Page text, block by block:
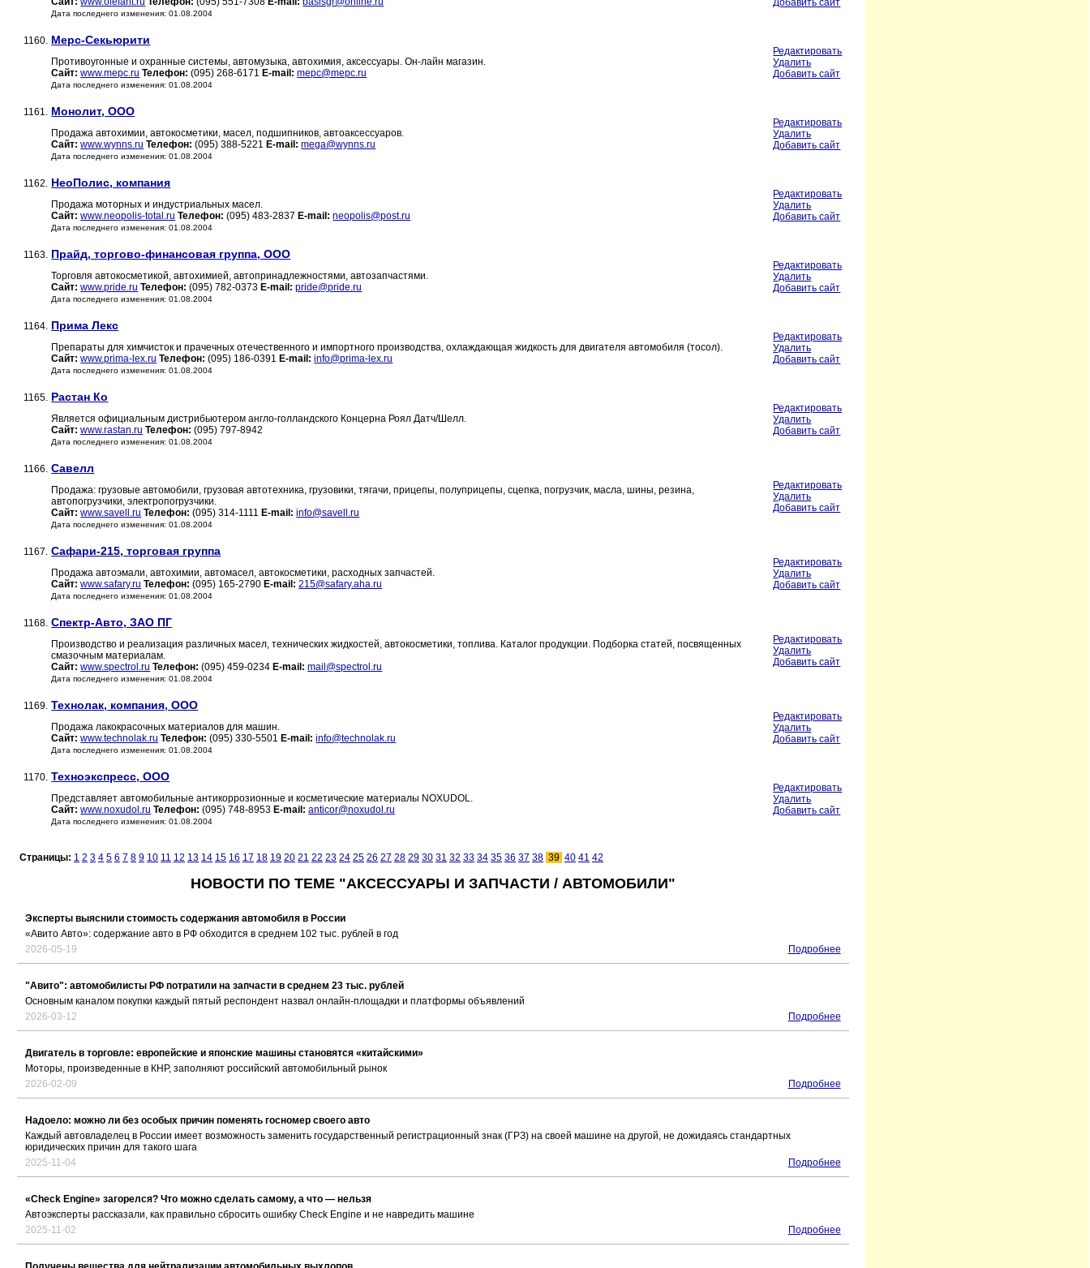
Дата последнего изменения: 01.08.2004
Добавить сайт
1160. Мерс-Секьюрити
Противоугонные и охранные системы, автомузыка, автохимия, аксессуары. Он-лайн магазин.
Сайт: www.mepc.ru Телефон: (095) 268-6171 E-mail: mepc@mepc.ru
Дата последнего изменения: 01.08.2004
Редактировать
Удалить
Добавить сайт
1161. Монолит, ООО
Продажа автохимии, автокосметики, масел, подшипников, автоаксессуаров.
Сайт: www.wynns.ru Телефон: (095) 388-5221 E-mail: mega@wynns.ru
Дата последнего изменения: 01.08.2004
Редактировать
Удалить
Добавить сайт
1162. НеоПолис, компания
Продажа моторных и индустриальных масел.
Сайт: www.neopolis-total.ru Телефон: (095) 483-2837 E-mail: neopolis@post.ru
Дата последнего изменения: 01.08.2004
Редактировать
Удалить
Добавить сайт
1163. Прайд, торгово-финансовая группа, ООО
Торговля автокосметикой, автохимией, автопринадлежностями, автозапчастями.
Сайт: www.pride.ru Телефон: (095) 782-0373 E-mail: pride@pride.ru
Дата последнего изменения: 01.08.2004
Редактировать
Удалить
Добавить сайт
1164. Прима Лекс
Препараты для химчисток и прачечных отечественного и импортного производства, охлаждающая жидкость для двигателя автомобиля (тосол).
Сайт: www.prima-lex.ru Телефон: (095) 186-0391 E-mail: info@prima-lex.ru
Дата последнего изменения: 01.08.2004
Редактировать
Удалить
Добавить сайт
1165. Растан Ко
Является официальным дистрибьютером англо-голландского Концерна Роял Датч/Шелл.
Сайт: www.rastan.ru Телефон: (095) 797-8942
Дата последнего изменения: 01.08.2004
Редактировать
Удалить
Добавить сайт
1166. Савелл
Продажа: грузовые автомобили, грузовая автотехника, грузовики, тягачи, прицепы, полуприцепы, сцепка, погрузчик, масла, шины, резина,
автопогрузчики, электропогрузчики.
Сайт: www.savell.ru Телефон: (095) 314-1111 E-mail: info@savell.ru
Дата последнего изменения: 01.08.2004
Редактировать
Удалить
Добавить сайт
1167. Сафари-215, торговая группа
Продажа автоэмали, автохимии, автомасел, автокосметики, расходных запчастей.
Сайт: www.safary.ru Телефон: (095) 165-2790 E-mail: 215@safary.aha.ru
Дата последнего изменения: 01.08.2004
Редактировать
Удалить
Добавить сайт
1168. Спектр-Авто, ЗАО ПГ
Производство и реализация различных масел, технических жидкостей, автокосметики, топлива. Каталог продукции. Подборка статей, посвященных
смазочным материалам.
Сайт: www.spectrol.ru Телефон: (095) 459-0234 E-mail: mail@spectrol.ru
Дата последнего изменения: 01.08.2004
Редактировать
Удалить
Добавить сайт
1169. Технолак, компания, ООО
Продажа лакокрасочных материалов для машин.
Сайт: www.technolak.ru Телефон: (095) 330-5501 E-mail: info@technolak.ru
Дата последнего изменения: 01.08.2004
Редактировать
Удалить
Добавить сайт
1170. Техноэкспресс, ООО
Представляет автомобильные антикоррозионные и косметические материалы NOXUDOL.
Сайт: www.noxudol.ru Телефон: (095) 748-8953 E-mail: anticor@noxudol.ru
Дата последнего изменения: 01.08.2004
Редактировать
Удалить
Добавить сайт
Страницы: 1 2 3 4 5 6 7 8 9 10 11 12 13 14 15 16 17 18 19 20 21 22 23 24 25 26 27 28 29 30 31 32 33 34 35 36 37 38 39 40 41 42
НОВОСТИ ПО ТЕМЕ "АКСЕССУАРЫ И ЗАПЧАСТИ / АВТОМОБИЛИ"
Эксперты выяснили стоимость содержания автомобиля в России
«Авито Авто»: содержание авто в РФ обходится в среднем 102 тыс. рублей в год
2026-05-19
Подробнее
"Авито": автомобилисты РФ потратили на запчасти в среднем 23 тыс. рублей
Основным каналом покупки каждый пятый респондент назвал онлайн-площадки и платформы объявлений
2026-03-12
Подробнее
Двигатель в торговле: европейские и японские машины становятся «китайскими»
Моторы, произведенные в КНР, заполняют российский автомобильный рынок
2026-02-09
Подробнее
Надоело: можно ли без особых причин поменять госномер своего авто
Каждый автовладелец в России имеет возможность заменить государственный регистрационный знак (ГРЗ) на своей машине на другой, не дожидаясь стандартных
юридических причин для такого шага
2025-11-04
Подробнее
«Check Engine» загорелся? Что можно сделать самому, а что — нельзя
Автоэксперты рассказали, как правильно сбросить ошибку Check Engine и не навредить машине
2025-11-02
Подробнее